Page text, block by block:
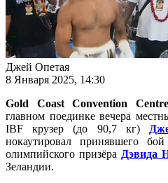
Джей Опетая
8 Января 2025, 14:30
Gold Coast Convention
главном поединке вечера
IBF крузер (до 90,7 кг)
нокаутировал принявшего
олимпийского призёра Дэвида
Зеландии.